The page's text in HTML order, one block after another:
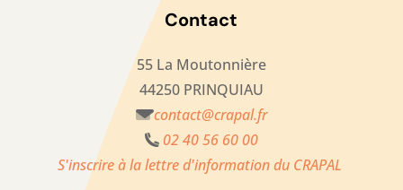
Contact
55 La Moutonnière
44250 PRINQUIAU
contact@crapal.fr
02 40 56 60 00
S'inscrire à la lettre d'information du CRAPAL